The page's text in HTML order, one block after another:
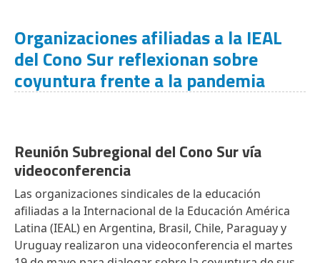
Organizaciones afiliadas a la IEAL
del Cono Sur reflexionan sobre
coyuntura frente a la pandemia
Reunión Subregional del Cono Sur vía
videoconferencia
Las organizaciones sindicales de la educación
afiliadas a la Internacional de la Educación América
Latina (IEAL) en Argentina, Brasil, Chile, Paraguay y
Uruguay realizaron una videoconferencia el martes